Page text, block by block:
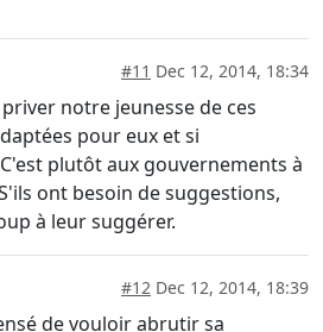
#11 Dec 12, 2014, 18:34
notre jeunesse de ces
pour eux et si
plutôt aux gouvernements à
ont besoin de suggestions,
à leur suggérer.
#12 Dec 12, 2014, 18:39
de vouloir abrutir sa